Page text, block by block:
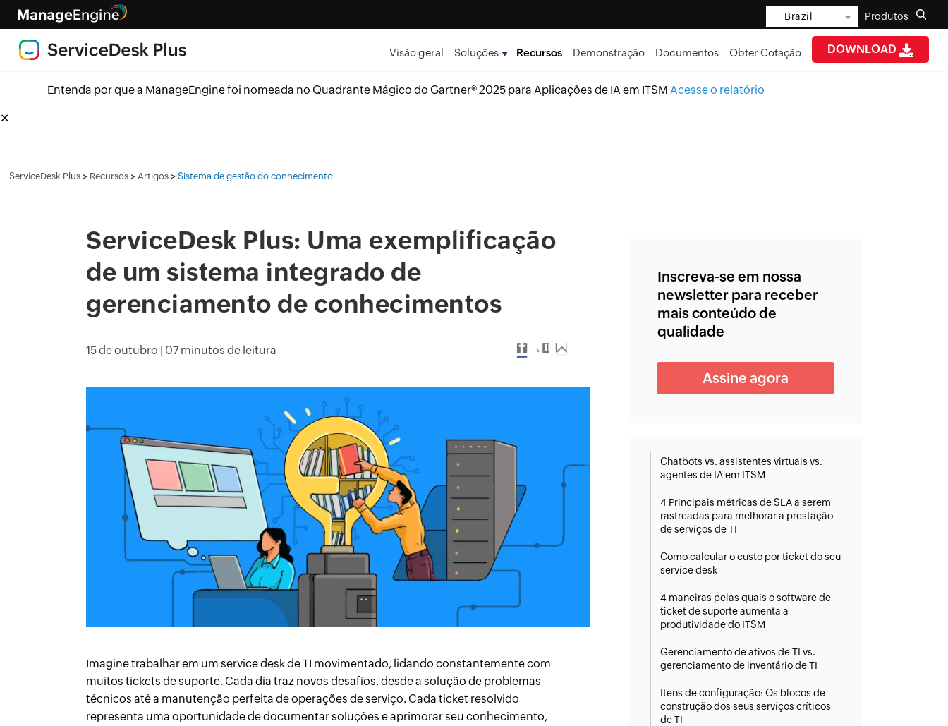
Brazil Produtos
DOWNLOAD
Visão geral Soluções Recursos Demonstração Documentos Obter Cotação
Entenda por que a ManageEngine foi nomeada no Quadrante Mágico do Gartner® 2025 para Aplicações de IA em ITSMAcesse o relatório
✕
ServiceDesk Plus > Recursos > Artigos > Sistema de gestão do conhecimento
ServiceDesk Plus: Uma exemplificação
de um sistema integrado de
gerenciamento de conhecimentos
15 de outubro | 07 minutos de leitura
Imagine trabalhar em um service desk de TI movimentado, lidando constantemente com
muitos tickets de suporte. Cada dia traz novos desafios, desde a solução de problemas
técnicos até a manutenção perfeita de operações de serviço. Cada ticket resolvido
representa uma oportunidade de documentar soluções e aprimorar seu conhecimento,
Inscreva-se em nossa
newsletter para receber
mais conteúdo de
qualidade
Assine agora
Chatbots vs. assistentes virtuais vs.
agentes de IA em ITSM
4 Principais métricas de SLA a serem
rastreadas para melhorar a prestação
de serviços de TI
Como calcular o custo por ticket do seu
service desk
4 maneiras pelas quais o software de
ticket de suporte aumenta a
produtividade do ITSM
Gerenciamento de ativos de TI vs.
gerenciamento de inventário de TI
Itens de configuração: Os blocos de
construção dos seus serviços críticos
de TI